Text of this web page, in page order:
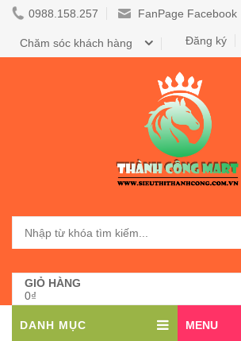
0988.158.257 FanPage Facebook
Đăng ký
Chăm sóc khách hàng
GIỎ HÀNG
0₫
DANH MỤC MENU